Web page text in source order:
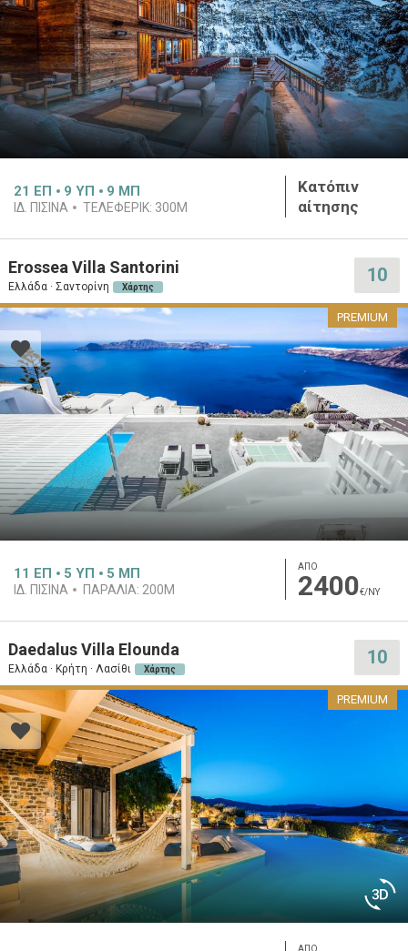
21 ΕΠ 9 ΥΠ 9 ΜΠ
ΙΔ. ΠΙΣΊΝΑ ΤΕΛΕΦΕΡΊΚ: 300M
Κατόπιν
αίτησης
Erossea Villa Santorini
Ελλάδα · Σαντορίνη Χάρτης
10
PREMIUM
11 ΕΠ 5 ΥΠ 5 ΜΠ
ΙΔ. ΠΙΣΊΝΑ ΠΑΡΑΛΊΑ: 200M
ΑΠΟ
2400€/ΝΥ
Daedalus Villa Elounda
Ελλάδα · Κρήτη · Λασίθι Χάρτης
10
PREMIUM
ΑΠΟ